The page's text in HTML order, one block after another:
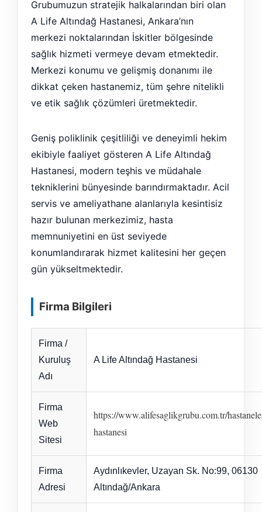
Grubumuzun stratejik halkalarından biri olan
A Life Altındağ Hastanesi, Ankara’nın
merkezi noktalarından İskitler bölgesinde
sağlık hizmeti vermeye devam etmektedir.
Merkezi konumu ve gelişmiş donanımı ile
dikkat çeken hastanemiz, tüm şehre nitelikli
ve etik sağlık çözümleri üretmektedir.
Geniş poliklinik çeşitliliği ve deneyimli hekim
ekibiyle faaliyet gösteren A Life Altındağ
Hastanesi, modern teşhis ve müdahale
tekniklerini bünyesinde barındırmaktadır. Acil
servis ve ameliyathane alanlarıyla kesintisiz
hazır bulunan merkezimiz, hasta
memnuniyetini en üst seviyede
konumlandırarak hizmet kalitesini her geçen
gün yükseltmektedir.
Firma Bilgileri
Firma /
Kuruluş
Adı
A Life Altındağ Hastanesi
Firma
Web
Sitesi
https://www.alifesaglikgrubu.com.tr/
hastanesi
Firma
Adresi
Aydınlıkevler, Uzayan Sk. No:99, 06130
Altındağ/Ankara